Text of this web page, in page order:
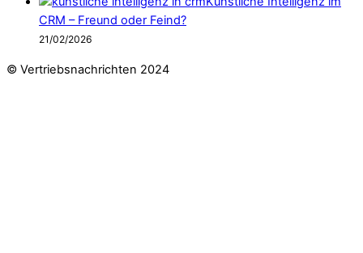
CRM – Freund oder Feind?
21/02/2026
© Vertriebsnachrichten 2024